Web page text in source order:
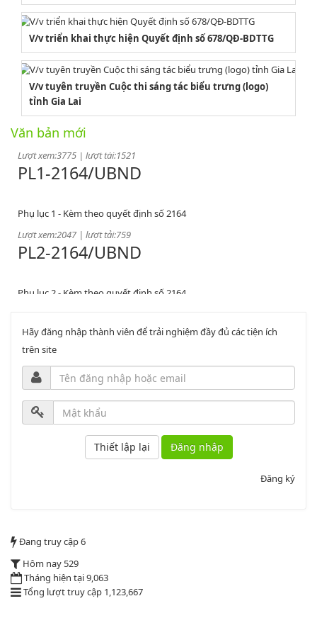
V/v triển khai thực hiện Quyết định số 678/QĐ-BDTTG
V/v tuyên truyền Cuộc thi sáng tác biểu trưng (logo)
tỉnh Gia Lai
Văn bản mới
2164/QĐUBND
PL1-2164/UBND
Lượt xem:2047 | lượt tải:759
PL2-2164/UBND
Lượt xem:2012 | lượt tải:1160
52/2019/QH14
Luật sửa đổi, bổ sung một số điều của luật cán bộ, công chức. luật
Quyết định phê duyệt danh mục vị trí việc làm
Lượt xem:3775 | lượt tải:1521
PL1-2164/UBND
Hãy đăng nhập thành viên để trải nghiệm đầy đủ các tiện ích
trên site
Đăng nhập
Đăng ký
Đang truy cập6
Hôm nay 529
Tháng hiện tại9,063
Tổng lượt truy cập 1,123,667